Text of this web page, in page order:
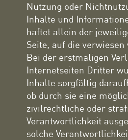
Nutzung oder
Inhalte und
haftet allein der
Seite, auf die verwiesen
Bei der erstmaligen
Internetseiten Dritter
Inhalte sorgfältig
ob durch sie eine
zivilrechtliche oder
Verantwortlichkeit
solche